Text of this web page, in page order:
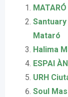
Mataró
Halima
ESPAI
URH
Soul